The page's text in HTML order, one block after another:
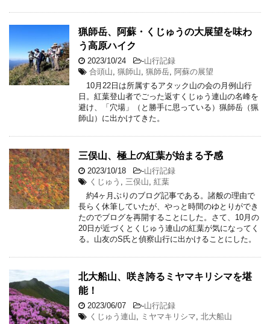
猟師岳、阿蘇・くじゅうの大展望を味わ
う高原ハイク
2023/10/24 -山行記録
合頭山 猟師山 猟師岳 阿蘇の展望
10月22日は所属するアタック山の会の月例山行
日。紅葉登山者でごった返すくじゅう連山の名峰を
避け、「穴場」（と勝手に思っている）猟師岳（猟
師山）に出かけてきた。
三俣山、極上の紅葉が始まる予感
2023/10/18 -山行記録
くじゅう
三俣山 紅葉
約4ヶ月ぶりのブログ記事である。諸般の理由で
長らく休筆していたが、やっと時間のゆとりができ
たのでブログを再開することにした。さて、10月の
20日が近づくとくじゅう連山の紅葉が気になってく
る。山友のS氏と偵察山行に出かけることにした。
北大船山、咲き誇るミヤマキリシマを堪
能！
2023/06/07 -山行記録
くじゅう連山
ミヤマキリシマ 北大船山